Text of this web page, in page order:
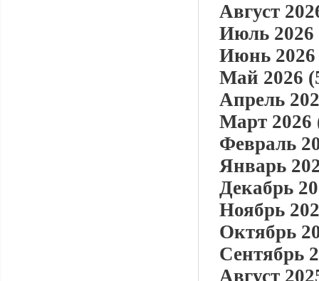
Август
Июль 2026
Июнь 2026
Май 2026
Апрель
Март 2026
Февраль
Январь
Декабрь
Ноябрь
Октябрь
Сентябрь
Август